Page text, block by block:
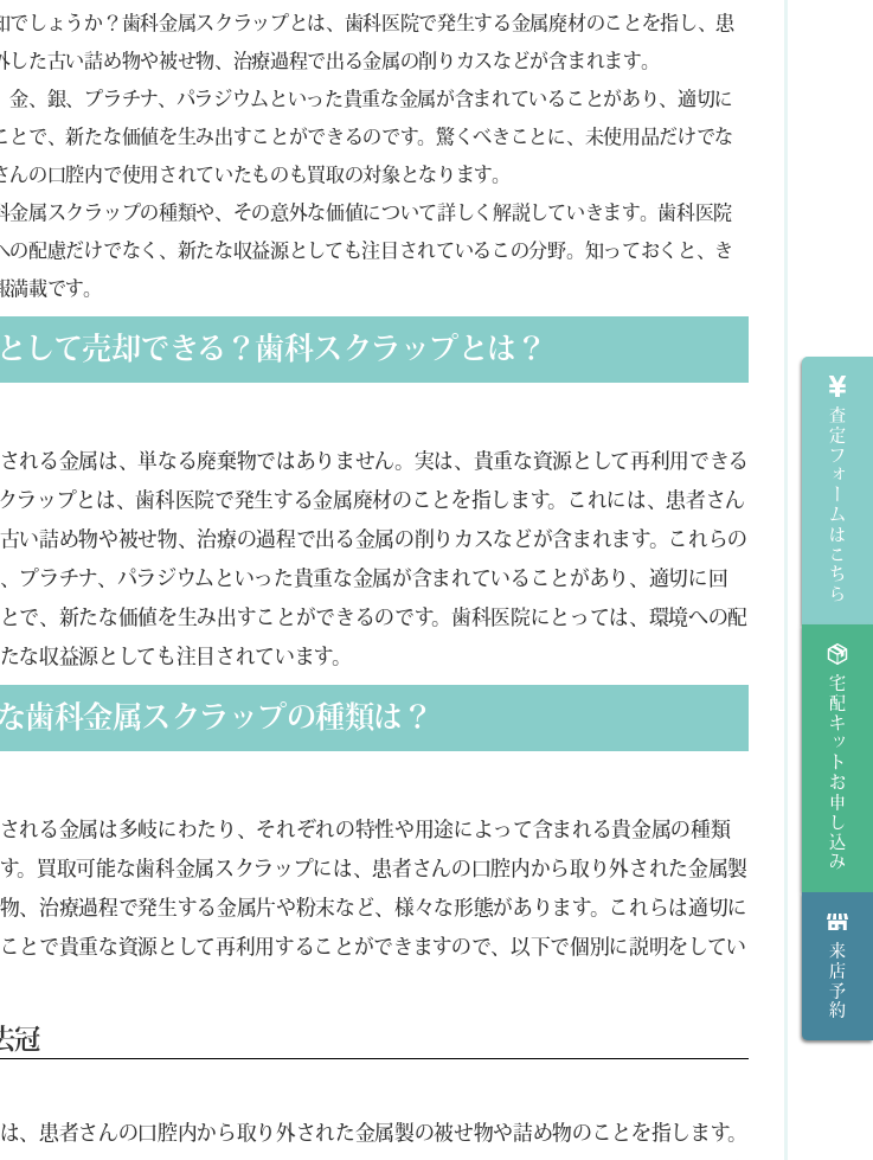
でしょうか？歯科金属スクラップとは、歯科医院で発生する金属廃材のことを指し、患
した古い詰め物や被せ物、治療過程で出る金属の削りカスなどが含まれます。
金、銀、プラチナ、パラジウムといった貴重な金属が含まれていることがあり、適切に
とで、新たな価値を生み出すことができるのです。驚くべきことに、未使用品だけでな
んの口腔内で使用されていたものも買取の対象となります。
金属スクラップの種類や、その意外な価値について詳しく解説していきます。歯科医院
の配慮だけでなく、新たな収益源としても注目されているこの分野。知っておくと、き
載です。
して売却できる？歯科スクラップとは？
れる金属は、単なる廃棄物ではありません。実は、貴重な資源として再利用できる
ラップとは、歯科医院で発生する金属廃材のことを指します。これには、患者さん
い詰め物や被せ物、治療の過程で出る金属の削りカスなどが含まれます。これらの
プラチナ、パラジウムといった貴重な金属が含まれていることがあり、適切に回
で、新たな価値を生み出すことができるのです。歯科医院にとっては、環境への配
な収益源としても注目されています。
歯科金属スクラップの種類は？
れる金属は多岐にわたり、それぞれの特性や用途によって含まれる貴金属の種類
。買取可能な歯科金属スクラップには、患者さんの口腔内から取り外された金属製
、治療過程で発生する金属片や粉末など、様々な形態があります。これらは適切に
とで貴重な資源として再利用することができますので、以下で個別に説明をしてい
冠
、患者さんの口腔内から取り外された金属製の被せ物や詰め物のことを指します。
査定フォームはこちら
宅配キットお申し込み
来店予約